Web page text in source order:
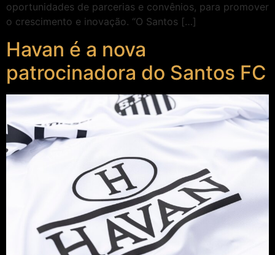
oportunidades de parcerias e convênios, para promover
o crescimento e inovação. “O Santos […]
Havan é a nova
patrocinadora do Santos FC